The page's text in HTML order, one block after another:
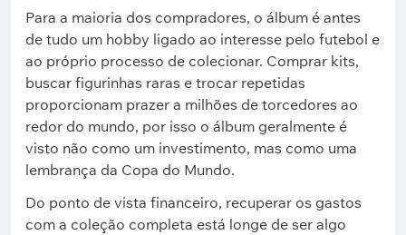
Para a maioria dos compradores, o álbum é antes
de tudo um hobby ligado ao interesse pelo futebol e
ao próprio processo de colecionar. Comprar kits,
buscar figurinhas raras e trocar repetidas
proporcionam prazer a milhões de torcedores ao
redor do mundo, por isso o álbum geralmente é
visto não como um investimento, mas como uma
lembrança da Copa do Mundo.
Do ponto de vista financeiro, recuperar os gastos
com a coleção completa está longe de ser algo